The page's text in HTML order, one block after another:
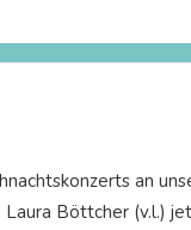
an
Böttcher (v.l.)